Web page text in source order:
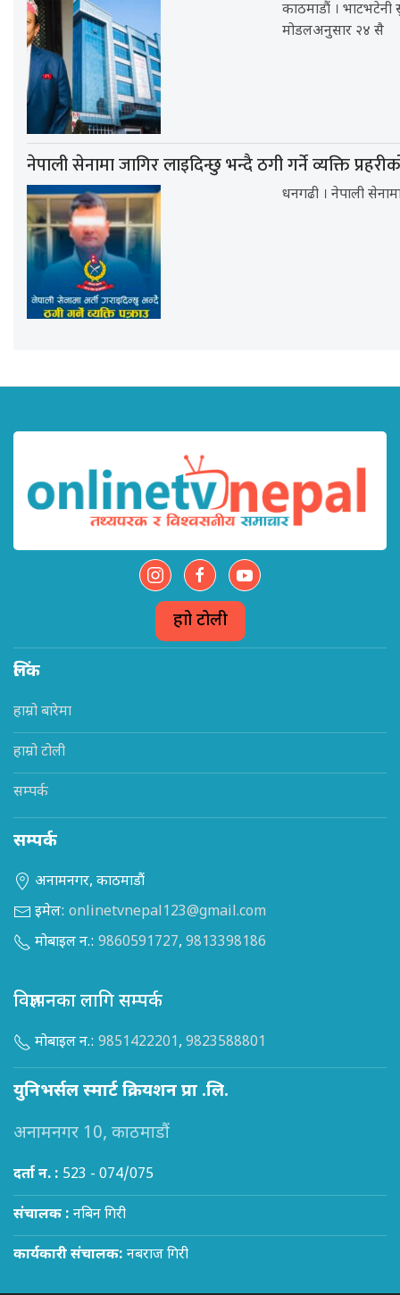
काठमाडौं । भाटभटेनी
मोडलअनुसार २४ सै
नेपाली सेनामा जागिर लाइदिन्छु भन्दै ठगी गर्ने व्यक्ति
धनगढी । नेपाली
हाम्रो टोली
लिंक
हाम्रो बारेमा
हाम्रो टोली
सम्पर्क
सम्पर्क
अनामनगर, काठमाडौं
इमेल: onlinetvnepal123@gmail.com
मोबाइल न.: 9860591727, 9813398186
विज्ञापनका लागि सम्पर्क
मोबाइल न.: 9851422201, 9823588801
युनिभर्सल स्मार्ट क्रियशन प्रा .लि.
अनामनगर 10, काठमाडौं
दर्ता न. : 523 - 074/075
संचालक : नबिन गिरी
कार्यकारी संचालक: नबराज गिरी